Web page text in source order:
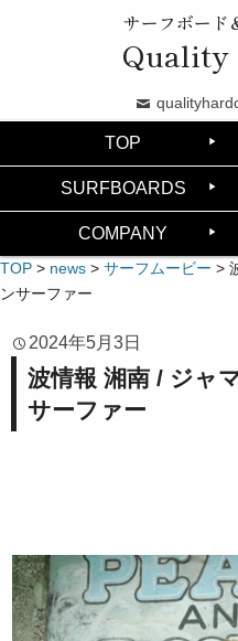
サーフボード
Quality
TOP
SURFBOARDS
COMPANY
TOP > news > サーフムービー >
ンサーファー
2024年5月3日
波情報 湘南 / ジャ
サーファー